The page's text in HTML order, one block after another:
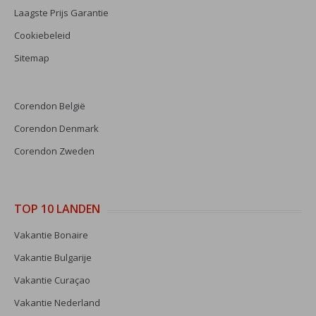
Laagste Prijs Garantie
Cookiebeleid
Sitemap
Corendon België
Corendon Denmark
Corendon Zweden
TOP 10 LANDEN
Vakantie Bonaire
Vakantie Bulgarije
Vakantie Curaçao
Vakantie Nederland